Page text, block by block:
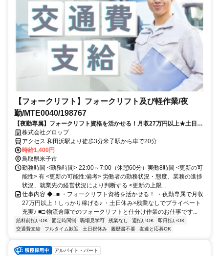
【フォークリフト】フォークリフト及び軽作業/夜
勤/MTE0040/198767
【夜勤専属】フォークリフト資格を活かせる！月収27万円以上★土日休
み×残業なしでプライベート充実♪
株式会社グロップ
アクセス 和田浜駅より徒歩3分米子駅から車で20分
時給1,400円
鳥取県米子市
勤務時間 <勤務時間> 22:00～7:00（休憩60分）実働8時間 <更新の可
能性> 有 <更新の可能性:備考> 労働者の勤務状況・態度、業務の進捗
状況、就業先の経営状況により判断する <更新の上限...
仕事内容 ◆□■ ・フォークリフト資格を活かせる！ ・夜勤専属で月収
27万円以上！しっかり稼げる♪ ・土日休み×残業なしでプライベート
充実♪ ■□ 物流倉庫でのフォークリフトと仕分け作業のお仕事です...
給料前払いOK 固定時間制 職場見学可 残業なし 週払いOK
即日払いOK
交通費支給
フルタイム歓迎 土日祝休み 履歴書不要 友達と応募OK
アルバイト・パート